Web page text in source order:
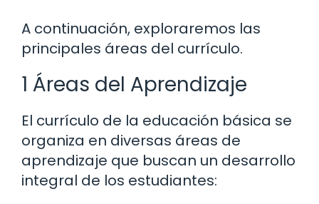
A continuación, exploraremos las
principales áreas del currículo.
1 Áreas del Aprendizaje
El currículo de la educación básica se
organiza en diversas áreas de
aprendizaje que buscan un desarrollo
integral de los estudiantes: